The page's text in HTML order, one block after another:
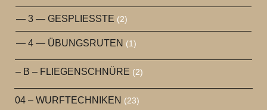
— 3 — GESPLIESSTE (2)
— 4 — ÜBUNGSRUTEN (1)
– B – FLIEGENSCHNÜRE (2)
04 – WURFTECHNIKEN (23)